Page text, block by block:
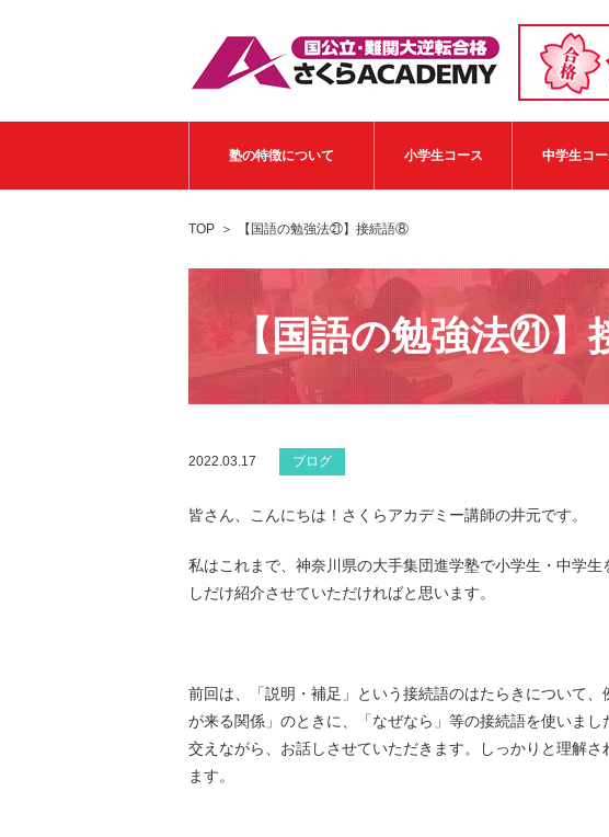
塾の特徴について 小学生コース 中学生コ
TOP 【国語の勉強法㉑】接続語⑧
【国語の勉強法㉑
2022.03.17 ブログ
皆さん、こんにちは！さくらアカデミー講師の井元です。
私はこれまで、神奈川県の大手集団進学塾で小学生・中学
しだけ紹介させていただければと思います。
前回は、「説明・補足」という接続語のはたらきについて
が来る関係」のときに、「なぜなら」等の接続語を使いま
交えながら、お話しさせていただきます。しっかりと理解
ます。